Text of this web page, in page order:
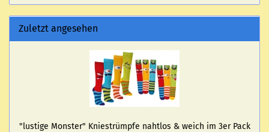
Zuletzt angesehen
"lus­ti­ge Mons­ter" Knie­strümp­fe naht­los & weich im 3er Pack